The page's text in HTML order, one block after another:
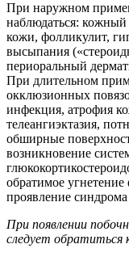
При наружном
наблюдаться: кожный
кожи, фолликулит,
высыпания
периоральный
При длительном
окклюзионных
инфекция, атрофия
телеангиэктазия,
обширные
возникновение
обратимое
проявление
При появлении
следует обратиться